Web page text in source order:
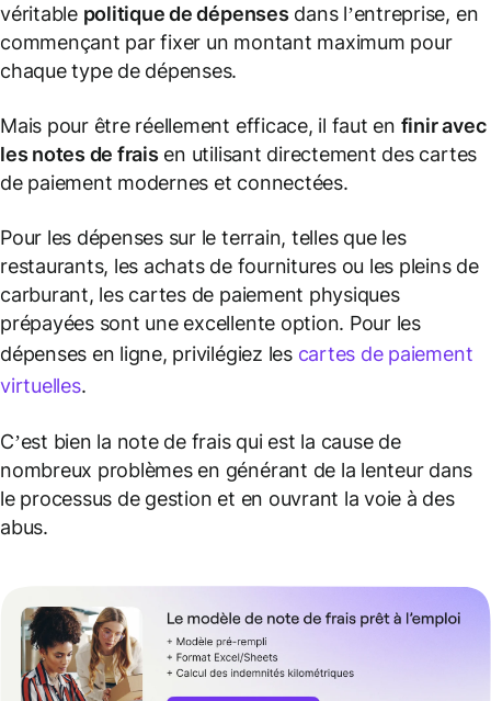
véritable politique de dépenses dans l’entreprise, en
commençant par fixer un montant maximum pour
chaque type de dépenses.
Mais pour être réellement efficace, il faut en finir avec
les notes de frais en utilisant directement des cartes
de paiement modernes et connectées.
Pour les dépenses sur le terrain, telles que les
restaurants, les achats de fournitures ou les pleins de
carburant, les cartes de paiement physiques
prépayées sont une excellente option. Pour les
dépenses en ligne, privilégiez les cartes de paiement
virtuelles.
C’est bien la note de frais qui est la cause de
nombreux problèmes en générant de la lenteur dans
le processus de gestion et en ouvrant la voie à des
abus.